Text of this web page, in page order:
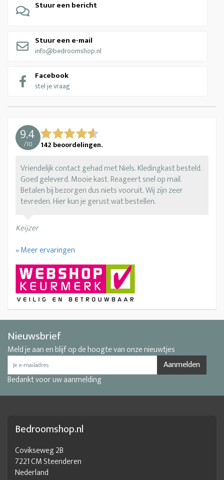
Stuur een bericht
Stuur een e-mail
info@bedroomshop.nl
Facebook
stel je vraag
9.4
/10 142 beoordelingen.
Vriendelijk contact gehad met Niels. Kledingkast besteld.
Goed geleverd. Mooie kast. Reageert snel op mail.
Betalen bij bezorgen dus niets vooruit. Wij zijn zeer
tevreden. Hier kun je gerust wat bestellen.
Keijzer
» Meer ervaringen
Nieuwsbrief
Meld je aan en blijf op de hoogte van onze nieuwtjes
Aanmelden
Bedankt voor uw aanmelding
Bedroomshop.nl
Covikseweg 2B
7221 CM Steenderen
Nederland